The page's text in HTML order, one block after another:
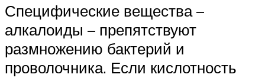
Специфические вещества –
алкалоиды – препятствуют
размножению бактерий и
проволочника. Если кислотность